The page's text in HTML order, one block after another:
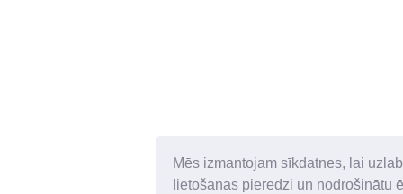
Mēs izmantojam sīkdatnes, lai
lietošanas pieredzi un nodrošinātu